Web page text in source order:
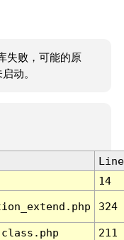
失败，可能的原
动。
Line
14
324
211